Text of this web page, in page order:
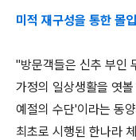
미적 재구성을 통한 몰
"방문객들은 신추 부인
가정의 일상생활을 엿
예절의 수단'이라는 동
최초로 시행된 한나라